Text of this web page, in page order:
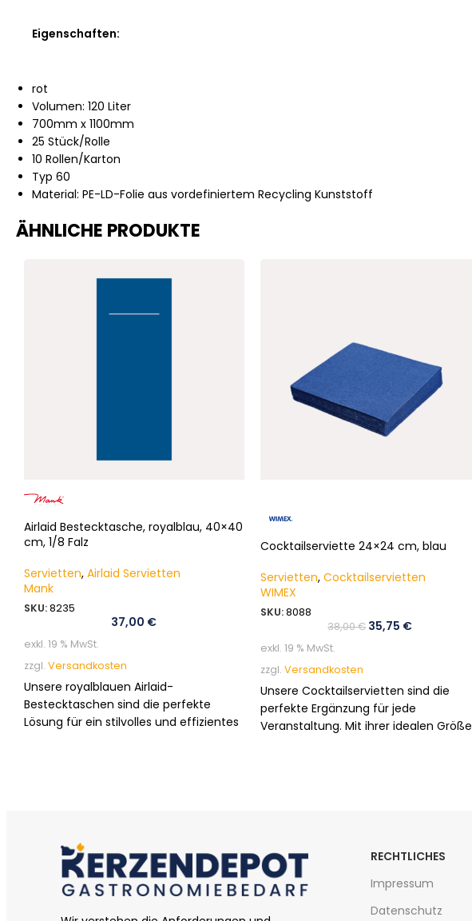
Eigenschaften:
rot
Volumen: 120 Liter
700mm x 1100mm
25 Stück/Rolle
10 Rollen/Karton
Typ 60
Material: PE-LD-Folie aus vordefiniertem Recycling Kunststoff
ÄHNLICHE PRODUKTE
Airlaid Bestecktasche, royalblau, 40×40
cm, 1/8 Falz
Servietten, Airlaid Servietten
Mank
SKU:8235
37,00 €
exkl. 19 % MwSt.
zzgl. Versandkosten
Unsere royalblauen Airlaid-
Bestecktaschen sind die perfekte
Lösung für ein stilvolles und effizientes
Cocktailserviette 24×24 cm, blau
Servietten, Cocktailservietten
WIMEX
SKU:8088
38,00€ 35,75 €
exkl. 19 % MwSt.
zzgl. Versandkosten
Unsere Cocktailservietten sind die
perfekte Ergänzung für jede
Veranstaltung. Mit ihrer idealen Größe
RECHTLICHES
Impressum
Datenschutz